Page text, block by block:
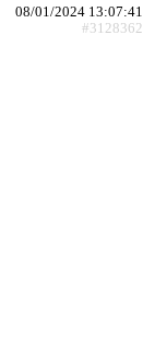
08/01/2024 13:07:41
#3128362